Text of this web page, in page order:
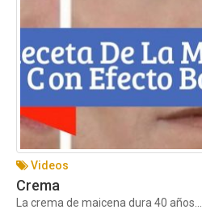
Videos
Crema
La crema de maicena dura 40 años...